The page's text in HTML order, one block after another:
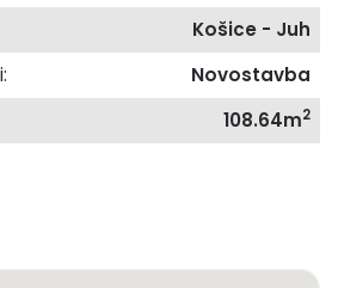
Košice - Juh
Novostavba
108.64m2